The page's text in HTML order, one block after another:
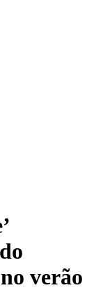
verão